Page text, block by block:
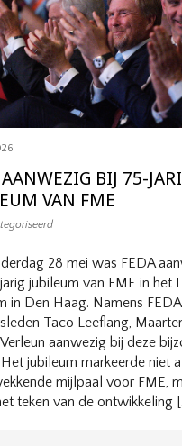
BIJ 75-
VAN FME
28 mei was FEDA
jubileum van FME in het
in Den Haag. Namens
Taco Leeflang,
aanwezig bij deze
jubileum markeerde niet
mijlpaal voor FME,
teken van de ontwikkeling